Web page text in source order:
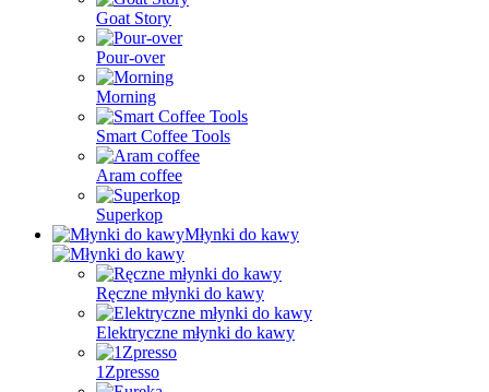
Goat Story
Pour-over
Morning
Smart Coffee Tools
Aram coffee
Superkop
Młynki do kawy
Ręczne młynki do kawy
Elektryczne młynki do kawy
1Zpresso